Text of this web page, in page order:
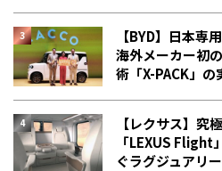
【BYD】日本専
海外メーカー初
術「X-PACK」の
【レクサス】究
「LEXUS
ぐラグジュアリ